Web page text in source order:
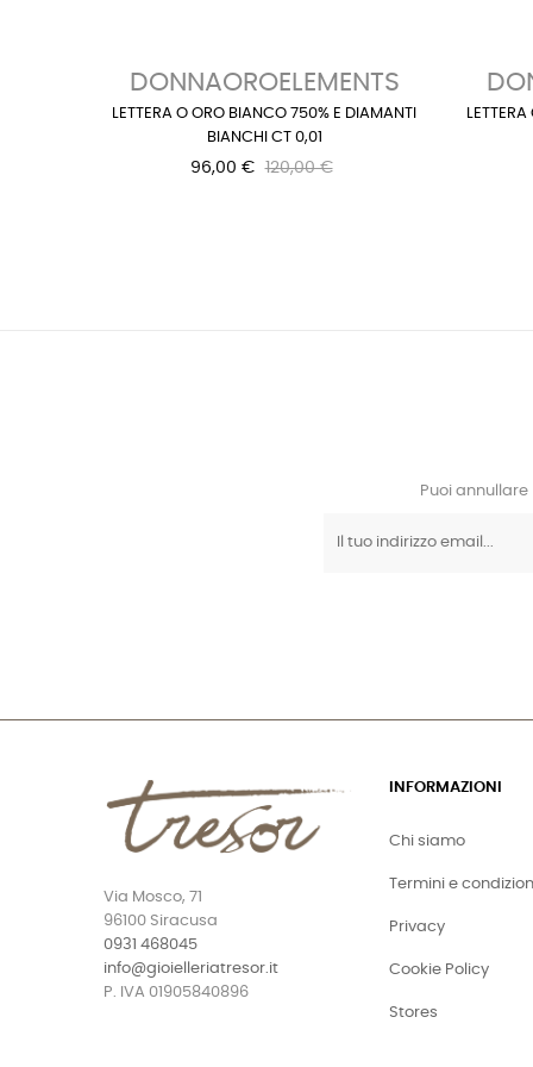
DONNAOROELEMENTS
LETTERA O ORO BIANCO 750% E DIAMANTI
BIANCHI CT 0,01
96,00 € 120,00 €
Puoi
Via Mosco, 71
96100 Siracusa
0931 468045
info@gioielleriatresor.it
P. IVA 01905840896
INFORMAZIONI
Chi siamo
Termini e
Privacy
Cookie Policy
Stores